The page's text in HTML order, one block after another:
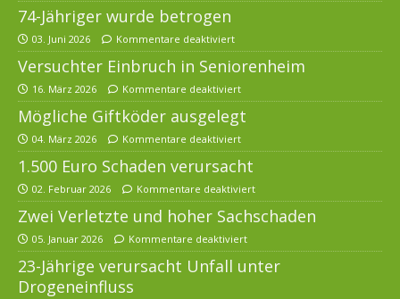
74-Jähriger wurde betrogen
03. Juni 2026 Kommentare deaktiviert
Versuchter Einbruch in Seniorenheim
16. März 2026 Kommentare deaktiviert
Mögliche Giftköder ausgelegt
04. März 2026 Kommentare deaktiviert
1.500 Euro Schaden verursacht
02. Februar 2026 Kommentare deaktiviert
Zwei Verletzte und hoher Sachschaden
05. Januar 2026 Kommentare deaktiviert
23-Jährige verursacht Unfall unter
Drogeneinfluss